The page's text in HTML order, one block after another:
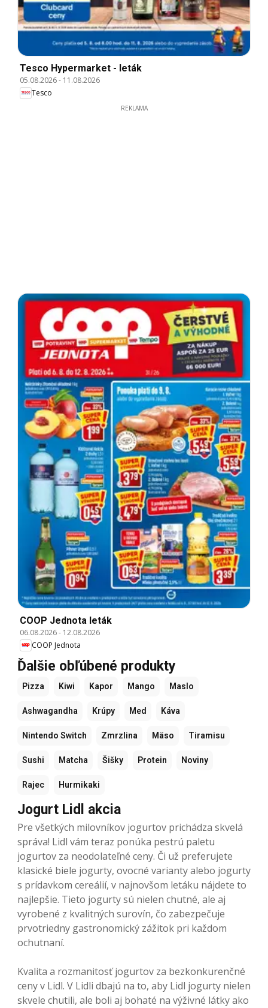
Tesco Hypermarket - leták
05.08.2026- 11.08.2026
Tesco
REKLAMA
COOP Jednota leták
06.08.2026- 12.08.2026
COOP Jednota
Ďalšie obľúbené produkty
Pizza Kiwi Kapor Mango Maslo
Ashwagandha Krúpy Med Káva
Nintendo Switch Zmrzlina Mäso Tiramisu
Sushi Matcha Šišky Protein Noviny
Rajec Hurmikaki
Jogurt Lidl akcia
Pre všetkých milovníkov jogurtov prichádza skvelá
správa! Lidl vám teraz ponúka pestrú paletu
jogurtov za neodolateľné ceny. Či už preferujete
klasické biele jogurty, ovocné varianty alebo jogurty
s prídavkom cereálií, v najnovšom letáku nájdete to
najlepšie. Tieto jogurty sú nielen chutné, ale aj
vyrobené z kvalitných surovín, čo zabezpečuje
prvotriedny gastronomický zážitok pri každom
ochutnaní.
Kvalita a rozmanitosť jogurtov za bezkonkurenčné
ceny v Lidl. V Lidli dbajú na to, aby Lidl jogurty nielen
skvele chutili, ale boli aj bohaté na výživné látky ako